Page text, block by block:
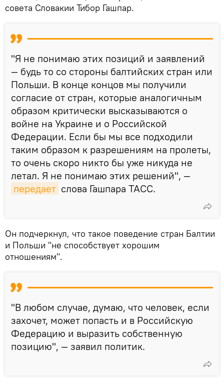
совета Словакии Тибор Гашпар.
"Я не понимаю этих позиций и заявлений
— будь то со стороны балтийских стран или
Польши. В конце концов мы получили
согласие от стран, которые аналогичным
образом критически высказываются о
войне на Украине и о Российской
Федерации. Если бы мы все подходили
таким образом к разрешениям на пролеты,
то очень скоро никто бы уже никуда не
летал. Я не понимаю этих решений", —
передает слова Гашпара ТАСС.
Он подчеркнул, что такое поведение стран Балтии
и Польши "не способствует хорошим
отношениям".
"В любом случае, думаю, что человек, если
захочет, может попасть и в Российскую
Федерацию и выразить собственную
позицию", — заявил политик.